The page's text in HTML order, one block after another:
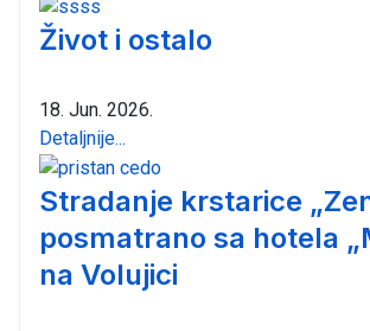
Život i ostalo
18. Jun. 2026.
Detaljnije...
Stradanje krstarice
posmatrano sa hotela
na Volujici